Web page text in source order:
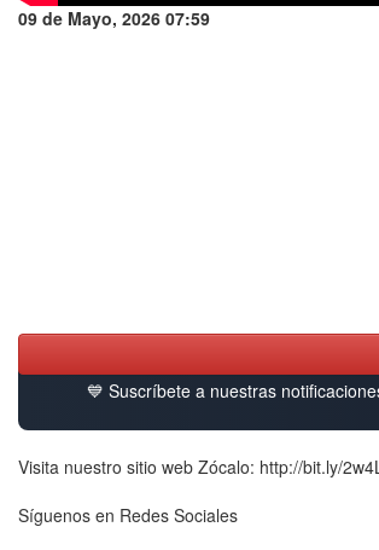
09 de Mayo, 2026 07:59
💙 Suscríbete a nuestras
Visita nuestro sitio web Zócalo: http://bit.ly/
Síguenos en Redes Sociales